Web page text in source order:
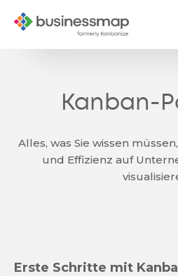
Kanban-
Alles, was Sie wissen
und Effizienz auf
Erste Schritte mit